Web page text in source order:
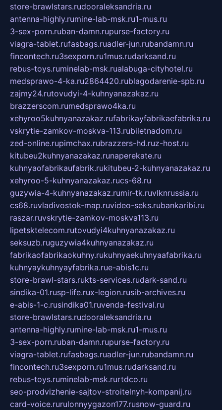
store-brawlstars.rudooraleksandria.ru
antenna-highly.rumine-lab-msk.ru1-mus.ru
3-sex-porn.ruban-damn.rupurse-factory.ru
viagra-tablet.rufasbags.ruadler-jun.rubandamn.ru
fincontech.ru3sexporn.ru1mus.rudarksand.ru
rebus-toys.ruminelab-msk.rualabuga-cityhotel.ru
medsprawo-4-ka.ru2864420.rublagodarenie-spb.ru
zajmy24.rutovudyi-4-kuhnyanazakaz.ru
brazzerscom.rumedsprawo4ka.ru
xehyroo5kuhnyanazakaz.rufabrikayfabrikaefabrika.ru
vskrytie-zamkov-moskva-113.rubiletnadom.ru
zed-online.rupimchax.rubrazzers-hd.ruz-host.ru
kitubeu2kuhnyanazakaz.runaperekate.ru
kuhnyaofabrikaufabrik.rukitubeu-2-kuhnyanazakaz.ru
xehyroo-5-kuhnyanazakaz.rucs-68.ru
guzywia-4-kuhnyanazakaz.rumir-tk.ruvlknrussia.ru
cs68.ruvladivostok-map.ruvideo-seks.rubankaribi.ru
raszar.ruvskrytie-zamkov-moskva113.ru
lipetsktelecom.rutovudyi4kuhnyanazakaz.ru
seksuzb.ruguzywia4kuhnyanazakaz.ru
fabrikaofabrikaokuhny.rukuhnyaekuhnyaafabrika.ru
kuhnyaykuhnyayfabrika.rue-abis1c.ru
store-brawl-stars.rukts-services.rudark-sand.ru
sindika-01.rusp-life.rux-legion.rusib-archives.ru
e-abis-1-c.rusindika01.ruvenda-festival.ru
store-brawlstars.rudooraleksandria.ru
antenna-highly.rumine-lab-msk.ru1-mus.ru
3-sex-porn.ruban-damn.rupurse-factory.ru
viagra-tablet.rufasbags.ruadler-jun.rubandamn.ru
fincontech.ru3sexporn.ru1mus.rudarksand.ru
rebus-toys.ruminelab-msk.rurtdco.ru
seo-prodvizhenie-sajtov-stroitelnyh-kompanij.ru
card-voice.rurulonnyygazon177.rusnow-guard.ru